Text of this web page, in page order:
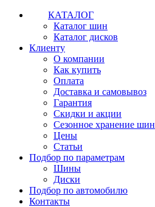
КАТАЛОГ
Каталог шин
Каталог дисков
Клиенту
О компании
Как купить
Оплата
Доставка и самовывоз
Гарантия
Скидки и акции
Сезонное хранение шин
Цены
Статьи
Подбор по параметрам
Шины
Диски
Подбор по автомобилю
Контакты